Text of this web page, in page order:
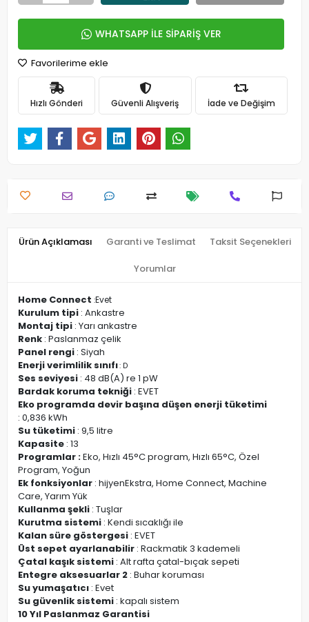
WHATSAPP İLE SİPARİŞ VER
Favorilerime ekle
Hızlı Gönderi Güvenli Alışveriş İade ve Değişim
Ürün Açıklaması Garanti ve Teslimat Taksit Seçenekleri
Yorumlar
Home Connect :Evet
Kurulum tipi : Ankastre
Montaj tipi : Yarı ankastre
Renk : Paslanmaz çelik
Panel rengi : Siyah
Enerji verimlilik sınıfı: D
Ses seviyesi : 48 dB(A) re 1 pW
Bardak koruma tekniği : EVET
Eko programda devir başına düşen enerji tüketimi
: 0,836 kWh
Su tüketimi : 9,5 litre
Kapasite : 13
Programlar :Eko, Hızlı 45°C program, Hızlı 65°C, Özel
Program, Yoğun
Ek fonksiyonlar : hijyenEkstra, Home Connect, Machine
Care, Yarım Yük
Kullanma şekli : Tuşlar
Kurutma sistemi : Kendi sıcaklığı ile
Kalan süre göstergesi : EVET
Üst sepet ayarlanabilir : Rackmatik 3 kademeli
Çatal kaşık sistemi : Alt rafta çatal-bıçak sepeti
Entegre aksesuarlar 2 : Buhar koruması
Su yumaşatıcı : Evet
Su güvenlik sistemi : kapalı sistem
10 Yıl Paslanmaz Garantisi